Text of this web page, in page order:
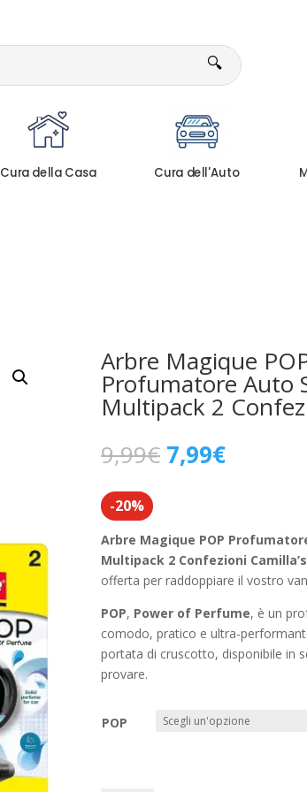
🔍
Cura della Casa Cura dell'Auto
Arbre Magique
Profumatore Auto
Multipack 2
9,99€ Il
prezzo
9,99€.
7,99€Il
prezzo
7,99€.
-20%
Arbre Magique POP
Multipack 2 Confezioni
offerta per raddoppiare il vostro
POP, Power of Perfume, è un
comodo, pratico e ultra-
portata di cruscotto, disponibile in
provare.
POP